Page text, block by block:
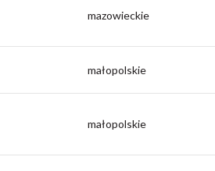
mazowieckie
małopolskie
małopolskie